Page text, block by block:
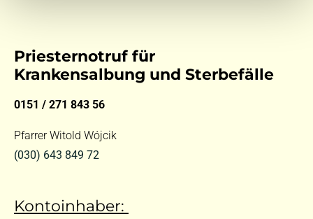
Priesternotruf für
Krankensalbung und Sterbefälle
0151 / 271 843 56
Pfarrer Witold Wójcik
(030) 643 849 72
Kontoinhaber: